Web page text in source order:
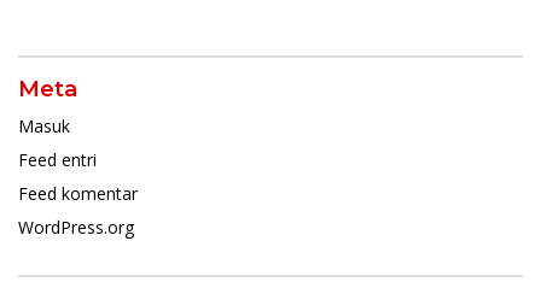
Meta
Masuk
Feed entri
Feed komentar
WordPress.org